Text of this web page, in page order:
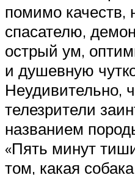
помимо качеств,
спасателю,
острый ум,
и душевную
Неудивительно,
телезрители
названием
«Пять минут
том, какая